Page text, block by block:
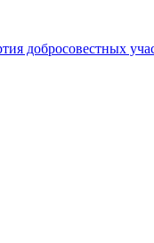
добросовестных